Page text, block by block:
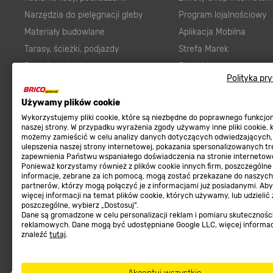
Polityka
Używamy plików cookie
Wykorzystujemy pliki cookie, które są niezbędne do poprawnego
naszej strony. W przypadku wyrażenia zgody używamy inne pliki cookie,
możemy zamieścić w celu analizy danych dotyczących odwiedzających,
ulepszenia naszej strony internetowej, pokazania spersonalizowanych
zapewnienia Państwu wspaniałego doświadczenia na stronie
Ponieważ korzystamy również z plików cookie innych firm, poszczególne
informacje, zebrane za ich pomocą, mogą zostać przekazane do naszych
partnerów, którzy mogą połączyć je z informacjami już posiadanymi.
więcej informacji na temat plików cookie, których używamy, lub udzielić
poszczególne, wybierz „Dostosuj”.
Dane są gromadzone w celu personalizacji reklam i pomiaru
reklamowych. Dane mogą być udostępniane Google LLC, więcej
znaleźć tutaj.
Narzędzia do pielęgnacji gleby
Materiały budowlane
Tarasy, ścieżki, podjazdy
Podłoża i ziemie do ogrodu
Ogród
Farby wewnętrzne białe
Elektryka
Panele
Elektronarzędzia
Płytki
Panele podłogowe
Płyty OSB/HDF
Grabie do ogrodu
Program lojalnościowy
Aplikacja Mobilna
Strefa Marek
Zgłoś błąd
zgodności towaru z
Program Brico PRO
Regulaminy
Regulaminy